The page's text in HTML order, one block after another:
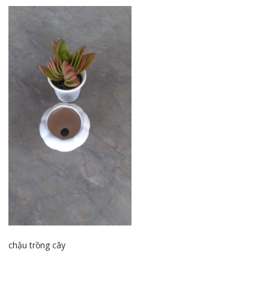
chậu trồng cây